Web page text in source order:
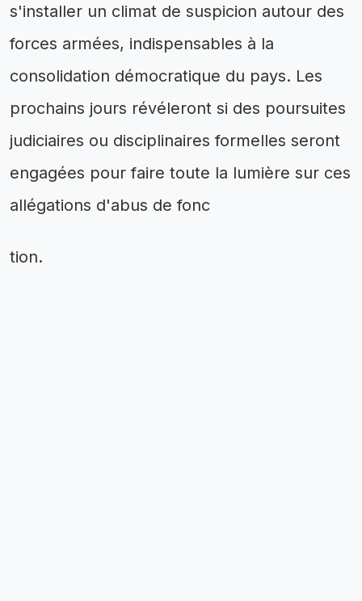
s'installer un climat de suspicion autour des
forces armées, indispensables à la
consolidation démocratique du pays. Les
prochains jours révéleront si des poursuites
judiciaires ou disciplinaires formelles seront
engagées pour faire toute la lumière sur ces
allégations d'abus de fonc
tion.